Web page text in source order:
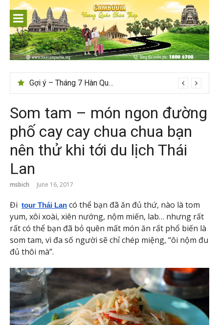
content
Gợi ý – Tháng 7 Hàn Quốc nên đi đâu, mặc gì đẹp?
Som tam – món ngon đường
phố cay cay chua chua bạn
nên thử khi tới du lịch Thái
Lan
msbich June 16, 2017
Đi tour Thái Lan có thể bạn đã ăn đủ thứ, nào là tom
yum, xôi xoài, xiên nướng, nộm miến, lab… nhưng rất
rất có thể bạn đã bỏ quên mất món ăn rất phổ biến là
som tam, vì đa số người sẽ chỉ chép miệng, “ôi nộm đu
đủ thôi mà”.